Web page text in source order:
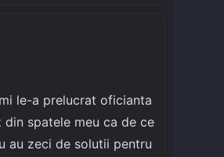
le-a prelucrat oficianta
spatele meu ca de ce
au zeci de solutii pentru